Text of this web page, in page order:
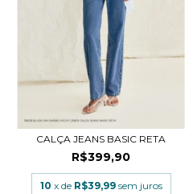
CALÇA JEANS BASIC RETA
R$399,90
10 x de R$39,99 sem juros